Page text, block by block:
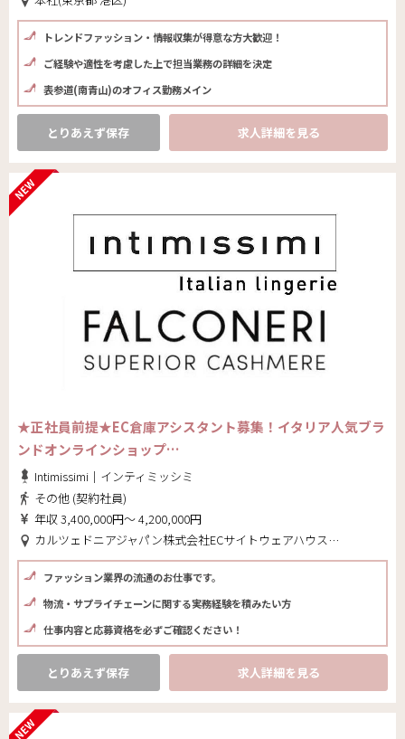
トレンドファッション・情報収集が得意な方大歓迎！
ご経験や適性を考慮した上で担当業務の詳細を決定
表参道(南青山)のオフィス勤務メイン
とりあえず保存 求人詳細を見る
★正社員前提★EC倉庫アシスタント募集！イタリア人気ブラ
ンドオンラインショップ…
Intimissimi｜インティミッシミ
その他 (契約社員)
年収 3,400,000円～ 4,200,000円
カルツェドニアジャパン株式会社ECサイトウェアハウス(東京都 大田区)
ファッション業界の流通のお仕事です。
物流・サプライチェーンに関する実務経験を積みたい方
仕事内容と応募資格を必ずご確認ください！
とりあえず保存 求人詳細を見る